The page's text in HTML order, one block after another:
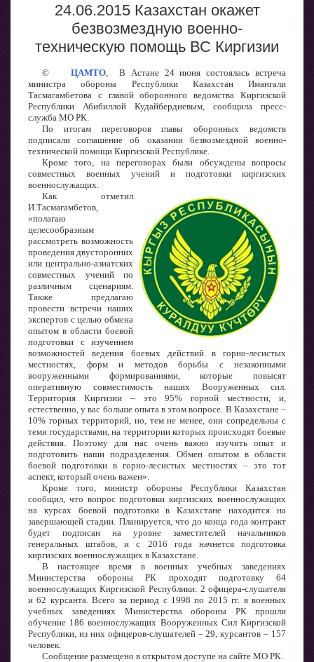
24.06.2015 Казахстан окажет
безвозмездную военно-
техническую помощь ВС Киргизии
© ЦАМТО , В Астане 24 июня состоялась встреча
министра обороны Республики Казахстан Имангали
Тасмагамбетова с главой оборонного ведомства Киргизской
Республики Абибиллой Кудайбердиевым, сообщила пресс-
служба МО РК.
По итогам переговоров главы оборонных ведомств
подписали соглашение об оказании безвозмездной военно-
технической помощи Киргизской Республике.
Кроме того, на переговорах были обсуждены вопросы
совместных военных учений и подготовки киргизских
военнослужащих.
Как отметил
И.Тасмагамбетов,
«полагаю
целесообразным
рассмотреть возможность
проведения двусторонних
или центрально-азиатских
совместных учений по
различным сценариям.
Также предлагаю
провести встречи наших
экспертов с целью обмена
опытом в области боевой
подготовки с изучением
возможностей ведения боевых действий в горно-лесистых
местностях, форм и методов борьбы с незаконными
вооруженными формированиями, которые повысят
оперативную совместимость наших Вооруженных сил.
Территория Киргизии – это 95% горной местности, и,
естественно, у вас больше опыта в этом вопросе. В Казахстане –
10% горных территорий, но, тем не менее, они сопредельны с
теми государствами, на территории которых происходят боевые
действия. Поэтому для нас очень важно изучить опыт и
подготовить наши подразделения. Обмен опытом в области
боевой подготовки в горно-лесистых местностях – это тот
аспект, который очень важен».
Кроме того, министр обороны Республики Казахстан
сообщил, что вопрос подготовки киргизских военнослужащих
на курсах боевой подготовки в Казахстане находится на
завершающей стадии. Планируется, что до конца года контракт
будет подписан на уровне заместителей начальников
генеральных штабов, и с 2016 года начнется подготовка
киргизских военнослужащих в Казахстане.
В настоящее время в военных учебных заведениях
Министерства обороны РК проходят подготовку 64
военнослужащих Киргизской Республики: 2 офицера-слушателя
и 62 курсанта. Всего за период с 1998 по 2015 гг. в военных
учебных заведениях Министерства обороны РК прошли
обучение 186 военнослужащих Вооруженных Сил Киргизской
Республики, из них офицеров-слушателей – 29, курсантов – 157
человек.
Сообщение размещено в открытом доступе на сайте МО РК.